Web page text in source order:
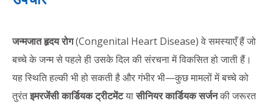
जन्मजात हृदय रोग(Congenital Heart Disease) वे समस्याएँ हैं जो
बच्चे के जन्म से पहले ही उसके दिल की संरचना में विकसित हो जाती हैं।
यह स्थिति हल्की भी हो सकती है और गंभीर भी—कुछ मामलों में बच्चे को
तुरंतइमरजेंसी कार्डियक ट्रीटमेंटयासीनियर कार्डियक सर्जनकी जरूरत